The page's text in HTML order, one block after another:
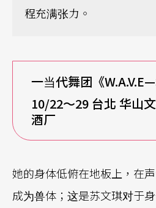
程充满张力。
一当代舞团《W.A.V.E—
10/22～29 台北 华山
酒厂
她的身体低俯在地板上，在
成为兽体；这是苏文琪对于